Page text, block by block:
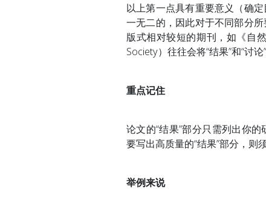
以上第一点具有重要意义（确
一无二的，因此对于不同部分
版式相对较短的期刊，如《自
Society）往往会将“结果”和“讨
重点记住
论文的“结果”部分只需列出你
要写出高质量的“结果”部分，则
举例来说